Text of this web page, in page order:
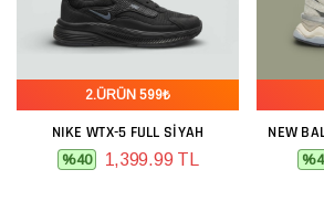
2.ÜRÜN 599₺
NIKE WTX-5 FULL SIYAH
%40 1,399.99 TL
NEW